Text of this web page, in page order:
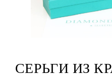
СЕРЬГИ ИЗ